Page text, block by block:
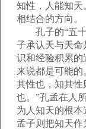
知性，人能知天
相结合的方向。
孔子的“五十
子承认天与天命
识和经验积累的
来说都是可能的
其性也，知其性
也。”孔孟在人
为人知天的根
孟子则把知天